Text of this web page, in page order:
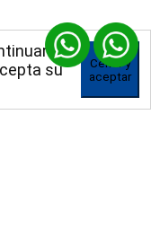
su
Cerrar y
aceptar